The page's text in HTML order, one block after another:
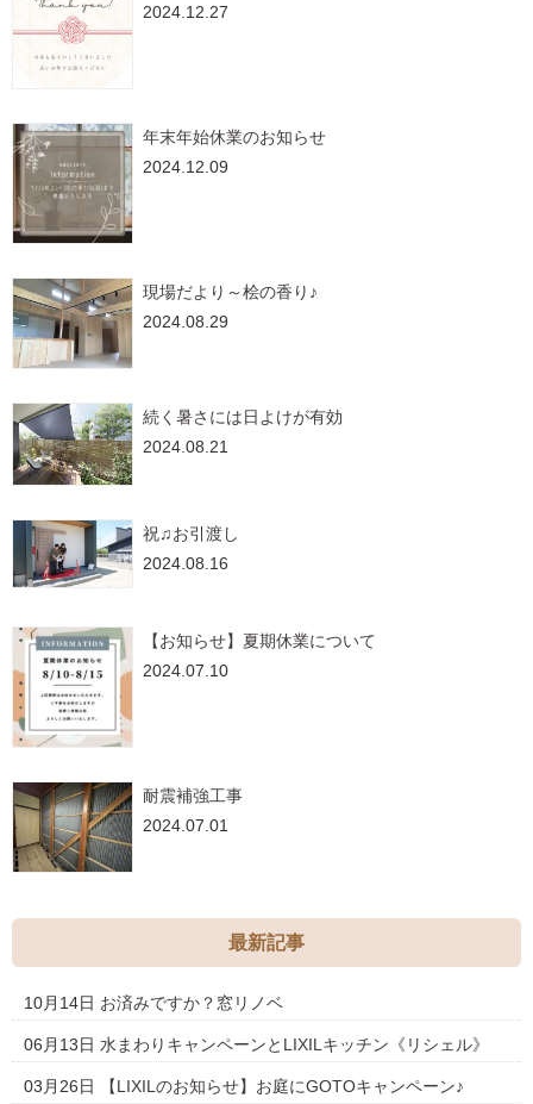
2024.12.27
年末年始休業のお知らせ
2024.12.09
現場だより～桧の香り♪
2024.08.29
続く暑さには日よけが有効
2024.08.21
祝♫お引渡し
2024.08.16
【お知らせ】夏期休業について
2024.07.10
耐震補強工事
2024.07.01
最新記事
10月14日 お済みですか？窓リノベ
06月13日 水まわりキャンペーンとLIXILキッチン《リシェル》
03月26日 【LIXILのお知らせ】お庭にGOTOキャンペーン♪